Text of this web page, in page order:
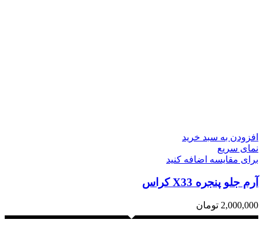
افزودن به سبد خرید
نمای سریع
برای مقایسه اضافه کنید
آرم جلو پنجره X33 کراس
2,000,000 تومان